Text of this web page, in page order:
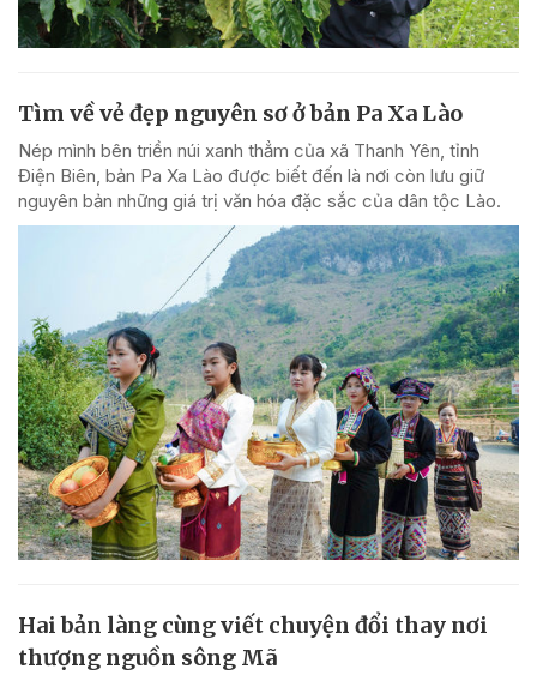
Tìm về vẻ đẹp nguyên sơ ở bản Pa Xa Lào
Nép mình bên triền núi xanh thẳm của xã Thanh Yên, tỉnh
Điện Biên, bản Pa Xa Lào được biết đến là nơi còn lưu giữ
nguyên bản những giá trị văn hóa đặc sắc của dân tộc Lào.
Hai bản làng cùng viết chuyện đổi thay nơi
thượng nguồn sông Mã